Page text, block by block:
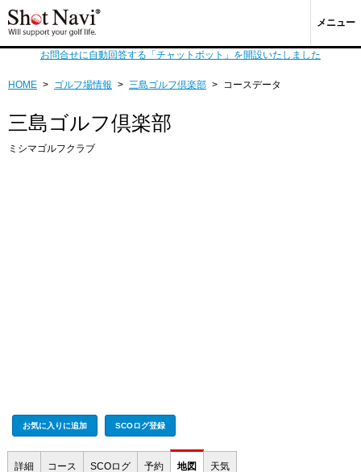
メニュー
お問合せに自動回答する「チャットボット」を開設いたしました
HOME > ゴルフ場情報 > 三島ゴルフ倶楽部 > コースデータ
三島ゴルフ倶楽部
ミシマゴルフクラブ
お気に入りに追加 SCOログ登録
詳細 コース SCOログ 予約 地図 天気